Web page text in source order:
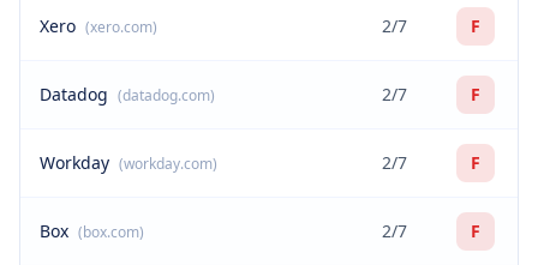
Xero (xero.com) 2/7 F
Datadog (datadog.com) 2/7 F
Workday (workday.com) 2/7 F
Box (box.com) 2/7 F